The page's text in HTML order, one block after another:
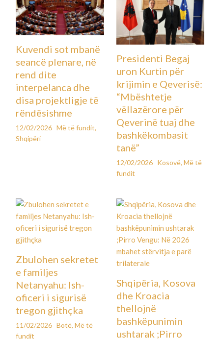
Kuvendi sot mbanë
seancë plenare, në
rend dite
interpelanca dhe
disa projektligje të
rëndësishme
12/02/2026 Më të fundit,
Shqipëri
Presidenti Begaj
uron Kurtin për
krijimin e Qeverisë:
“Mbështetje
vëllazërore për
Qeverinë tuaj dhe
bashkëkombasit
tanë”
12/02/2026 Kosovë, Më të
fundit
Zbulohen sekretet
e familjes
Netanyahu: Ish-
oficeri i sigurisë
tregon gjithçka
11/02/2026 Botë,Më të
fundit
Shqipëria, Kosova
dhe Kroacia
thellojnë
bashkëpunimin
ushtarak ;Pirro